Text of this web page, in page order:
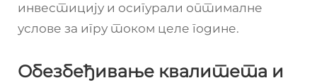
инвестицију и осигурали оптималне
услове за игру током целе године.
Обезбеђивање квалитета и